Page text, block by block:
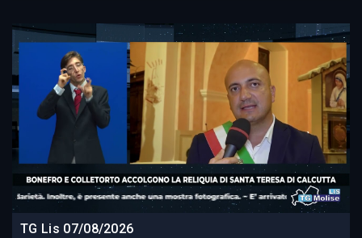
TG Lis 07/08/2026